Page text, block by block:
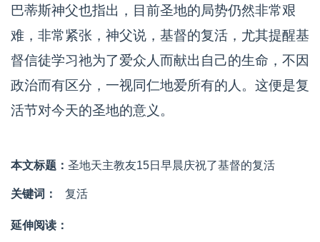
巴蒂斯神父也指出，目前圣地的局势仍然非常艰
难，非常紧张，神父说，基督的复活，尤其提醒基
督信徒学习祂为了爱众人而献出自己的生命，不因
政治而有区分，一视同仁地爱所有的人。这便是复
活节对今天的圣地的意义。
本文标题： 圣地天主教友15日早晨庆祝了基督的复活
关键词： 复活
延伸阅读：